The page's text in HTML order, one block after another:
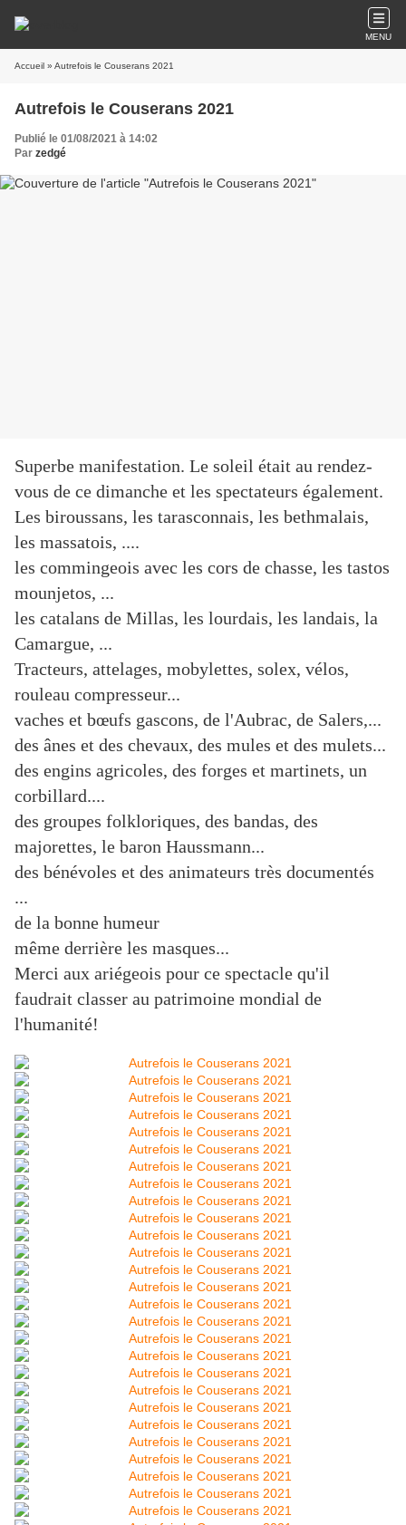
MENU
Accueil » Autrefois le Couserans 2021
Autrefois le Couserans 2021
Publié le 01/08/2021 à 14:02
Par zedgé
Superbe manifestation. Le soleil était au rendez-
vous de ce dimanche et les spectateurs également.
Les biroussans, les tarasconnais, les bethmalais,
les massatois, ....
les commingeois avec les cors de chasse, les tastos
mounjetos, ...
les catalans de Millas, les lourdais, les landais, la
Camargue, ...
Tracteurs, attelages, mobylettes, solex, vélos,
rouleau compresseur...
vaches et bœufs gascons, de l'Aubrac, de Salers,...
des ânes et des chevaux, des mules et des mulets...
des engins agricoles, des forges et martinets, un
corbillard....
des groupes folkloriques, des bandas, des
majorettes, le baron Haussmann...
des bénévoles et des animateurs très documentés
...
de la bonne humeur
même derrière les masques...
Merci aux ariégeois pour ce spectacle qu'il
faudrait classer au patrimoine mondial de
l'humanité!